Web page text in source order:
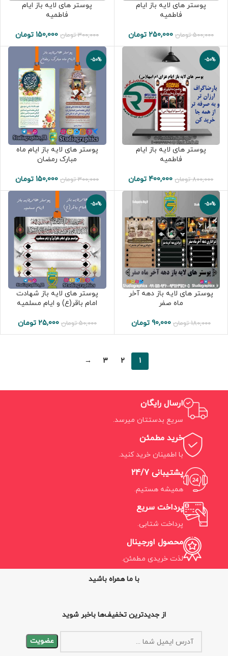
پوستر های لایه باز ایام
فاطمیه
500,000 تومان 250,000 تومان
پوستر های لایه باز ایام
فاطمیه
300,000 تومان 150,000 تومان
-50%
پوستر های لایه باز ایام
فاطمیه
800,000 تومان 400,000 تومان
-50%
پوستر های لایه باز ایام ماه
مبارک رمضان
300,000 تومان 150,000 تومان
-50%
پوستر های لایه باز دهه آخر
ماه صفر
180,000 تومان 90,000 تومان
-50%
پوستر های لایه باز شهادت
امام باقر(ع) و ایام مسلمیه
50,000 تومان 25,000 تومان
1
2
3
→
ارسال رایگان
سریع بدستتان میرسد.
خرید مطمئن
با اطمینان خرید کنید.
پشتیبانی 24/7
همیشه هستیم.
پرداخت سریع
پرداخت شتابی.
محصول اورجینال
لذت خریدی مطمئن.
با ما همراه باشید
از جدیدترین تخفیف‌ها باخبر شوید